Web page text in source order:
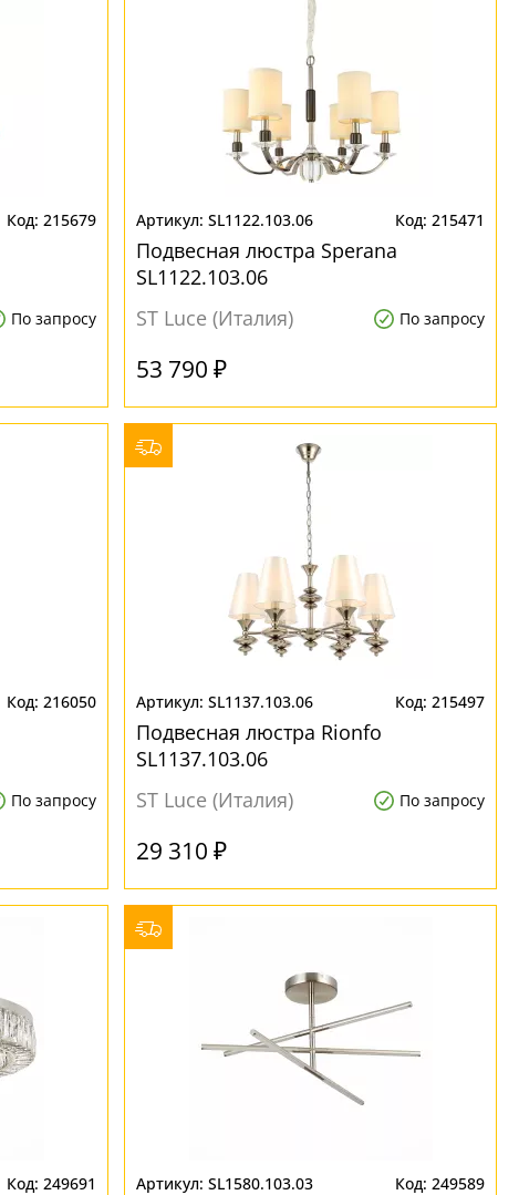
215679
По запросу
SL1122.103.06 215471
Подвесная люстра Sperana
SL1122.103.06
ST Luce (Италия)
По запросу
53 790 ₽
216050
По запросу
SL1137.103.06 215497
Подвесная люстра Rionfo
SL1137.103.06
ST Luce (Италия)
По запросу
29 310 ₽
249691 SL1580.103.03 249589